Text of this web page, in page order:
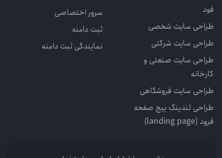
فود
طراحی سایت شخصی
طراحی سایت شرکتی
طراحی سایت صنعتی و
کارخانه
طراحی سایت فروشگاهی
طراحی لندینگ پیج صفحه
فرود (landing page)
سرور اختصاصی
ثبت دامنه
نمایندگی ثبت دامنه